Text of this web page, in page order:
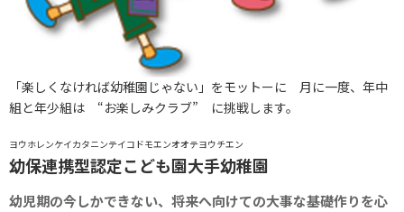
ヨウホレンケイカタニンテイコドモエンオオテヨウチエン
幼保連携型認定こども園大手幼稚園
幼児期の今しかできない、将来へ向けての大事な基礎作りを心
「楽しくなければ幼稚園じゃない」をモットーに 月に一度、年中
組と年少組は “お楽しみクラブ” に挑戦します。